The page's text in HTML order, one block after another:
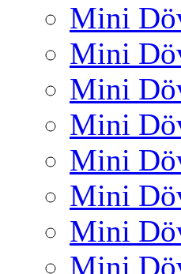
Mini
Mini
Mini
Mini
Mini
Mini
Mini
Mini